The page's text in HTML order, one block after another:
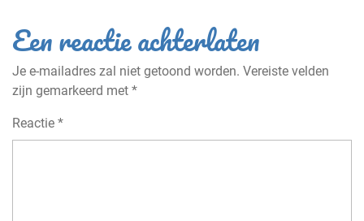
Een reactie achterlaten
Je e-mailadres zal niet getoond worden. Vereiste velden
zijn gemarkeerd met *
Reactie *